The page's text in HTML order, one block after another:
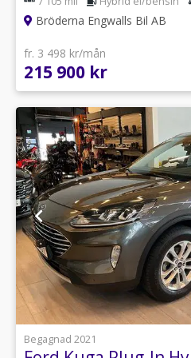
Bröderna Engwalls Bil AB
fr. 3 498 kr/mån
215 900 kr
1
Begagnad 2021